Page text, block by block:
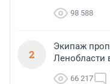
98 588
2
Экипаж
Ленобласти
66 217